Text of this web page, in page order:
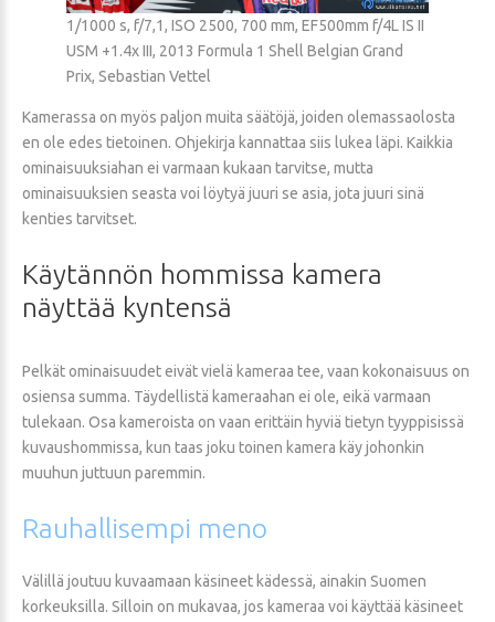
1/1000 s, f/7,1, ISO 2500, 700 mm, EF500mm f/4L IS II
USM +1.4x III, 2013 Formula 1 Shell Belgian Grand
Prix, Sebastian Vettel
Kamerassa on myös paljon muita säätöjä, joiden olemassaolosta
en ole edes tietoinen. Ohjekirja kannattaa siis lukea läpi. Kaikkia
ominaisuuksiahan ei varmaan kukaan tarvitse, mutta
ominaisuuksien seasta voi löytyä juuri se asia, jota juuri sinä
kenties tarvitset.
Käytännön hommissa kamera
näyttää kyntensä
Pelkät ominaisuudet eivät vielä kameraa tee, vaan kokonaisuus on
osiensa summa. Täydellistä kameraahan ei ole, eikä varmaan
tulekaan. Osa kameroista on vaan erittäin hyviä tietyn tyyppisissä
kuvaushommissa, kun taas joku toinen kamera käy johonkin
muuhun juttuun paremmin.
Rauhallisempi meno
Välillä joutuu kuvaamaan käsineet kädessä, ainakin Suomen
korkeuksilla. Silloin on mukavaa, jos kameraa voi käyttää käsineet